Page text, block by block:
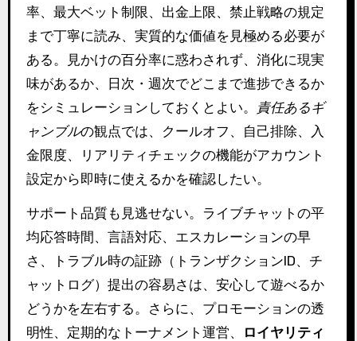
率、最大ベット制限、出金上限、禁止戦略の規定
まで丁寧に読み、実質的な価値を見極める必要が
ある。見かけの百分率に惑わされず、消化に現実
味があるか、日次・週次でどこまで進捗できるか
をシミュレーションしておくとよい。
責任あるギ
ャンブルの観点では、クールオフ、自己排除、入
金限度、リアリティチェックの機能がアカウント
設定から即時に使えるかを確認したい。
サポート品質も見逃せない。ライブチャットの平
均応答時間、言語対応、エスカレーションの早
さ、トラブル時の証跡（トランザクションID、チ
ャットログ）提出の容易さは、安心して遊べるか
どうかを左右する。さらに、プロモーションの透
明性、定期的なトーナメント運営、
ロイヤリティ